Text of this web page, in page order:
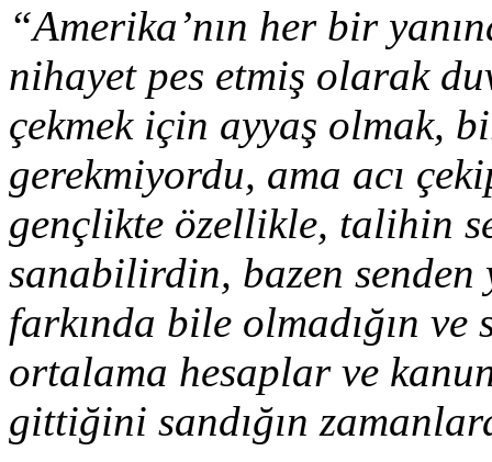
“Amerika’nın her bir
nihayet pes etmiş olarak
çekmek için ayyaş olmak,
gerekmiyordu, ama acı
gençlikte özellikle, talihin
sanabilirdin, bazen senden
farkında bile olmadığın
ortalama hesaplar ve
gittiğini sandığın